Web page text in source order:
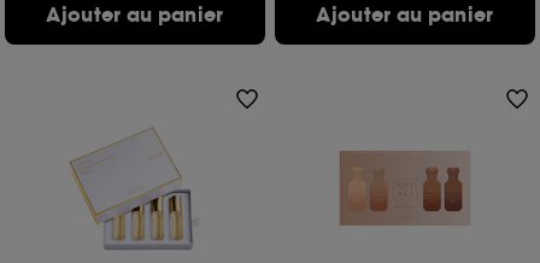
Ajouter au panier Ajouter au panier